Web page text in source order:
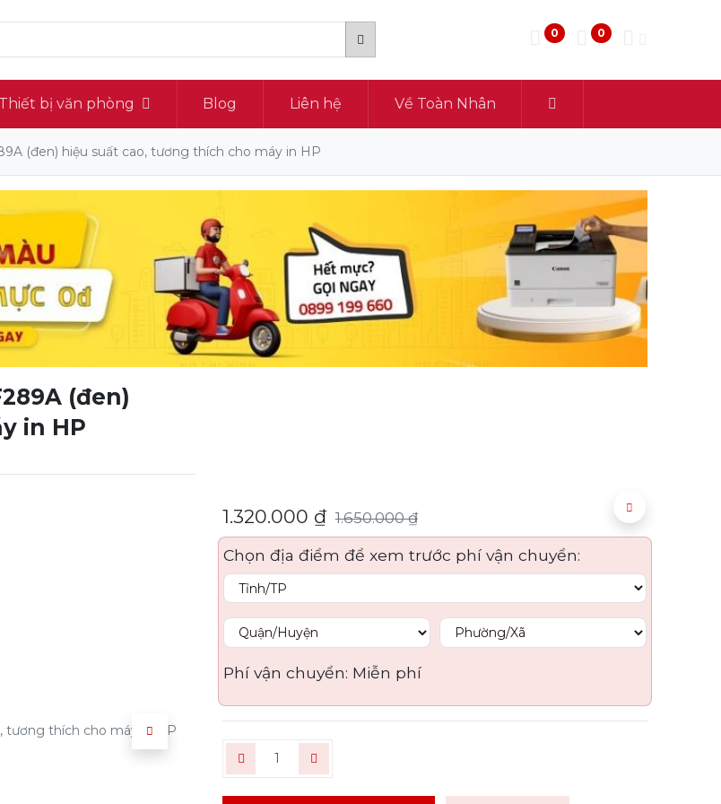
0 0
Thiết bị văn phòng Blog Liên hệ Về Toàn Nhân
(đen) hiệu suất cao, tương thích cho máy in HP
(đen)
in HP
1.320.000 ₫ 1.650.000₫
Chọn địa điểm để xem trước phí vận chuyển:
Phí vận chuyển: Miễn phí